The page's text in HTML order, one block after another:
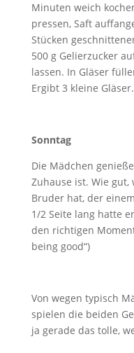
Minuten weich
pressen, Saft
Stücken
500 g Gelierzucker
lassen. In Gläser
Ergibt 3 kleine
Sonntag
Die Mädchen
Zuhause ist. Wie
Bruder hat, der
1/2 Seite lang hatte
den richtigen
being good“)
Von wegen typisch
spielen die beiden
ja gerade das tolle,